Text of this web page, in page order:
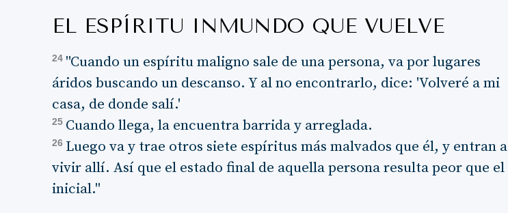
EL ESPÍRITU INMUNDO QUE VUELVE
24 "Cuando un espíritu maligno sale de una persona, va por lugares
áridos buscando un descanso. Y al no encontrarlo, dice: 'Volveré a mi
casa, de donde salí.'
25 Cuando llega, la encuentra barrida y arreglada.
26 Luego va y trae otros siete espíritus más malvados que él, y entran a
vivir allí. Así que el estado final de aquella persona resulta peor que el
inicial."